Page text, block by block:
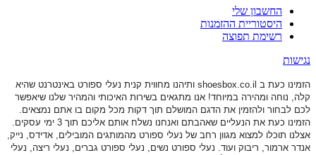
החשבון שלי
היסטוריית ההזמנות
רשימת תפוצה
נגישות
הזמינו כעת ב shoesbox.co.il ותיהנו מחווית קנית נעלי ספורט באינטרנט שהיא
קלה, נוחה ומהירה במיוחד! אנו מתגאים בשירות האיכותי והמהיר שלנו שיאפשר
לכם לבחור ולהזמין את הדגם המושלם תוך דקות מכל מקום בו אתם נמצאים.
הזמינו כעת את הנעליים שאהבתם ואנחנו נשלח אותם אליכם תוך 3 ימי עסקים.
אצלנו תוכלו למצוא מגוון רחב של נעלי ספורט מהמותגים המובילים, אדידס, נייק,
אנדר ארמור, ריבוק ועוד. נעלי ספורט נשים, נעלי ספורט גברים, נעלי ריצה, נעלי